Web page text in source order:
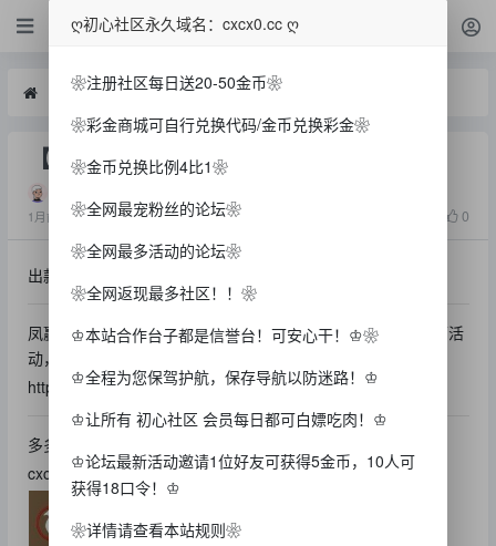
白菜
白菜 【凤赢】—✅—注册送38免费旋转
【凤赢】—✅—注册送38免费旋转
1月前 1679 0
出款情况：自测（严谨充值）
凤赢网站注册送我38次免费旋转，还有世界杯期间有进球大师活
动，每天可以获取体育礼券。
https://fww88f.com/
多多分享初心社区
cxcx0.cc
ღ初心社区永久域名：cxcx0.cc ღ
❀注册社区每日送20-50金币❀
❀彩金商城可自行兑换代码/金币兑换彩金❀
❀金币兑换比例4比1❀
❀全网最宠粉丝的论坛❀
❀全网最多活动的论坛❀
❀全网返现最多社区！！❀
♔本站合作台子都是信誉台！可安心干！♔❀
♔全程为您保驾护航，保存导航以防迷路！♔
♔让所有 初心社区 会员每日都可白嫖吃肉！♔
♔论坛最新活动邀请1位好友可获得5金币，10人可
获得18口令！♔
❀详情请查看本站规则❀